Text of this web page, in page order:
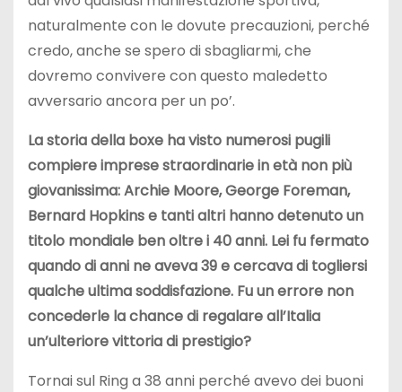
naturalmente con le dovute precauzioni, perché
credo, anche se spero di sbagliarmi, che
dovremo convivere con questo maledetto
avversario ancora per un po’.
La storia della boxe ha visto numerosi pugili
compiere imprese straordinarie in età non più
giovanissima: Archie Moore, George Foreman,
Bernard Hopkins e tanti altri hanno detenuto un
titolo mondiale ben oltre i 40 anni. Lei fu fermato
quando di anni ne aveva 39 e cercava di togliersi
qualche ultima soddisfazione. Fu un errore non
concederle la chance di regalare all’Italia
un’ulteriore vittoria di prestigio?
Tornai sul Ring a 38 anni perché avevo dei buoni